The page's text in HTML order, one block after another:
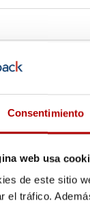
Consentimiento
web usa
de este sitio
el tráfico.